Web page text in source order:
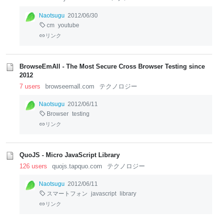
Naotsugu 2012/06/30
cm youtube
リンク
BrowseEmAll - The Most Secure Cross Browser Testing since
2012
7 users
browseemall.com テクノロジー
Naotsugu 2012/06/11
Browser testing
リンク
QuoJS - Micro JavaScript Library
126 users
quojs.tapquo.com テクノロジー
Naotsugu 2012/06/11
スマートフォン javascript library
リンク